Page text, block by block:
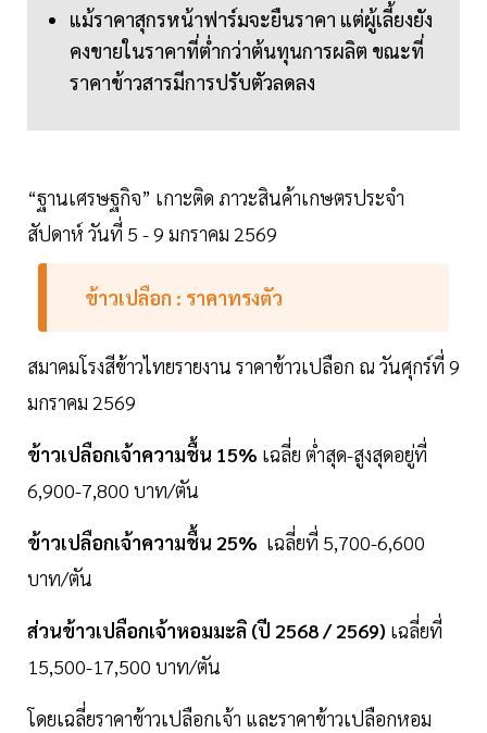
แม้ราคาสุกรหน้าฟาร์มจะยืนราคา แต่ผู้เลี้ยงยัง
คงขายในราคาที่ต่ำกว่าต้นทุนการผลิต ขณะที่
ราคาข้าวสารมีการปรับตัวลดลง
“ฐานเศรษฐกิจ” เกาะติด ภาวะสินค้าเกษตรประจำ
สัปดาห์ วันที่ 5 - 9 มกราคม 2569
ข้าวเปลือก : ราคาทรงตัว
สมาคมโรงสีข้าวไทยรายงาน ราคาข้าวเปลือก ณ วันศุกร์ที่ 9
มกราคม 2569
ข้าวเปลือกเจ้าความชื้น 15% เฉลี่ย ต่ำสุด-สูงสุดอยู่ที่
6,900-7,800 บาท/ตัน
ข้าวเปลือกเจ้าความชื้น 25% เฉลี่ยที่ 5,700-6,600
บาท/ตัน
ส่วนข้าวเปลือกเจ้าหอมมะลิ (ปี 2568 / 2569) เฉลี่ยที่
15,500-17,500 บาท/ตัน
โดยเฉลี่ยราคาข้าวเปลือกเจ้า และราคาข้าวเปลือกหอม